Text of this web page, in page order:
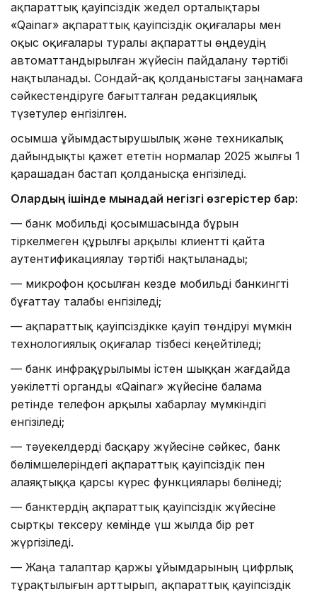
ақпараттық қауіпсіздік жедел орталықтары
«Qainar» ақпараттық қауіпсіздік оқиғалары мен
оқыс оқиғалары туралы ақпаратты өңдеудің
автоматтандырылған жүйесін пайдалану тәртібі
нақтыланады. Сондай-ақ қолданыстағы заңнамаға
сәйкестендіруге бағытталған редакциялық
түзетулер енгізілген.
Қосымша ұйымдастырушылық және техникалық
дайындықты қажет ететін нормалар 2025 жылғы 1
қарашадан бастап қолданысқа енгізіледі.
Олардың ішінде мынадай негізгі өзгерістер бар:
— банк мобильді қосымшасында бұрын
тіркелмеген құрылғы арқылы клиентті қайта
аутентификациялау тәртібі нақтыланады;
— микрофон қосылған кезде мобильді банкингті
бұғаттау талабы енгізіледі;
— ақпараттық қауіпсіздікке қауіп төндіруі мүмкін
технологиялық оқиғалар тізбесі кеңейтіледі;
— банк инфрақұрылымы істен шыққан жағдайда
уәкілетті органды «Qainar» жүйесіне балама
ретінде телефон арқылы хабарлау мүмкіндігі
енгізіледі;
— тәуекелдерді басқару жүйесіне сәйкес, банк
бөлімшелеріндегі ақпараттық қауіпсіздік пен
алаяқтыққа қарсы күрес функциялары бөлінеді;
— банктердің ақпараттық қауіпсіздік жүйесіне
сыртқы тексеру кемінде үш жылда бір рет
жүргізіледі.
— Жаңа талаптар қаржы ұйымдарының цифрлық
тұрақтылығын арттырып, ақпараттық қауіпсіздік